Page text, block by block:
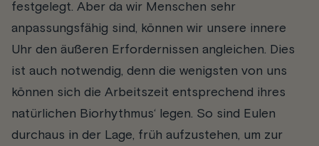
festgelegt. Aber da wir Menschen sehr
anpassungsfähig sind, können wir unsere innere
Uhr den äußeren Erfordernissen angleichen. Dies
ist auch notwendig, denn die wenigsten von uns
können sich die Arbeitszeit entsprechend ihres
natürlichen Biorhythmus‘ legen. So sind Eulen
durchaus in der Lage, früh aufzustehen, um zur